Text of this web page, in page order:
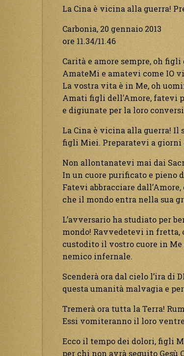
La Cina è vicina alla guerra!
Carbonia, 20 gennaio 2013
ore 11.34/11.46
Carità e amore sempre, oh figli
AmateMi e amatevi come IO
La vostra vita è in Me, oh
Amati figli dell’Amore, fatevi
e digiunate per la loro
La Cina è vicina alla guerra! Il
figli Miei. Preparatevi a giorni
Non allontanatevi mai dai
In un cuore purificato e pieno
Fatevi abbracciare
che il mondo entra nella sua
L’avversario ha studiato per
mondo! Ravvedetevi in
custodito il vostro cuore in
nemico infernale.
Scenderà ora dal cielo l’ira di
questa umanità malvagia e
Tremerà ora tutta la Terra!
Essi vomiteranno il loro
Ecco il tempo dei dolori, figli
per chi non avrà seguito